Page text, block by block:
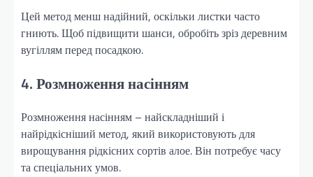
Цей метод менш надійний, оскільки листки часто
гниють. Щоб підвищити шанси, обробіть зріз деревним
вугіллям перед посадкою.
4. Розмноження насінням
Розмноження насінням – найскладніший і
найрідкісніший метод, який використовують для
вирощування рідкісних сортів алое. Він потребує часу
та спеціальних умов.